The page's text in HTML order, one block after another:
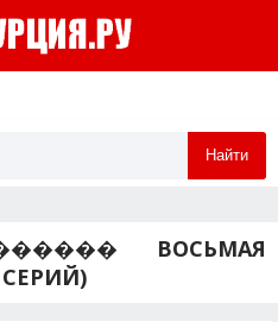
Найти
ВОСЬМАЯ